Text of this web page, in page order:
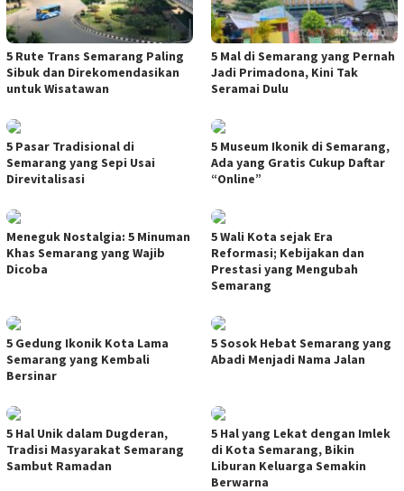
5 Rute Trans Semarang Paling
Sibuk dan Direkomendasikan
untuk Wisatawan
5 Mal di Semarang yang Pernah
Jadi Primadona, Kini Tak
Seramai Dulu
5 Pasar Tradisional di
Semarang yang Sepi Usai
Direvitalisasi
5 Museum Ikonik di Semarang,
Ada yang Gratis Cukup Daftar
“Online”
Meneguk Nostalgia: 5 Minuman
Khas Semarang yang Wajib
Dicoba
5 Wali Kota sejak Era
Reformasi; Kebijakan dan
Prestasi yang Mengubah
Semarang
5 Gedung Ikonik Kota Lama
Semarang yang Kembali
Bersinar
5 Sosok Hebat Semarang yang
Abadi Menjadi Nama Jalan
5 Hal Unik dalam Dugderan,
Tradisi Masyarakat Semarang
Sambut Ramadan
5 Hal yang Lekat dengan Imlek
di Kota Semarang, Bikin
Liburan Keluarga Semakin
Berwarna